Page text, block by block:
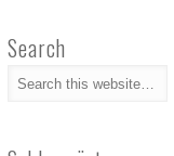
Search